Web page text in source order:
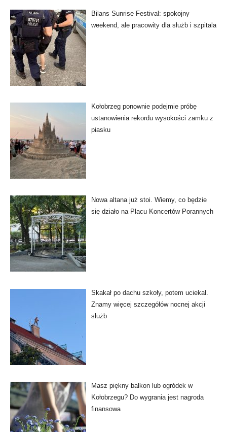
Bilans Sunrise Festival: spokojny
weekend, ale pracowity dla służb i szpitala
Kołobrzeg ponownie podejmie próbę
ustanowienia rekordu wysokości zamku z
piasku
Nowa altana już stoi. Wiemy, co będzie
się działo na Placu Koncertów Porannych
Skakał po dachu szkoły, potem uciekał.
Znamy więcej szczegółów nocnej akcji
służb
Masz piękny balkon lub ogródek w
Kołobrzegu? Do wygrania jest nagroda
finansowa